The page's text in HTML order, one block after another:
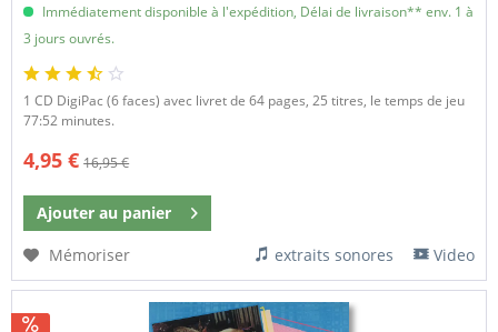
Immédiatement disponible à l'expédition, Délai de livraison** env. 1 à
3 jours ouvrés.
1 CD DigiPac (6 faces) avec livret de 64 pages, 25 titres, le temps de jeu
77:52 minutes.
4,95 € 16,95 €
Ajouter au panier
Mémoriser
extraits sonores Video